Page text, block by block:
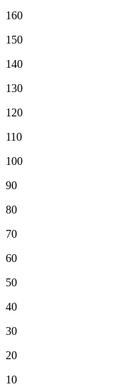
160
150
140
130
120
110
100
90
80
70
60
50
40
30
20
10